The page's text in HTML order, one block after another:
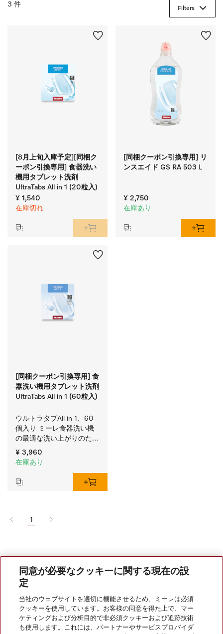
3 件
Filters
[8月上旬入庫予定][同梱ク
ーポン引換専用] 食器洗い
機用タブレット洗剤
UltraTabs All in 1 (20粒入)
¥ 1,540
在庫切れ
[同梱クーポン引換専用] リ
ンスエイド GS RA 503 L
¥ 2,750
在庫あり
[同梱クーポン引換専用] 食
器洗い機用タブレット洗剤
UltraTabs All in 1 (60粒入)
ウルトラタブAll in 1、60
個入り ミーレ食器洗い機
の最適な洗い上がりのため
に。
¥ 3,960
在庫あり
1
会社案内
同意が必要なクッキーに関する現在の設
定
当社のウェブサイトを適切に機能させるため、ミーレは必須
クッキーを使用しています。お客様の同意を得た上で、マー
ケティングおよび分析目的で非必須クッキーおよび追跡技術
も使用します。これには、パートナーやサービスプロバイダ